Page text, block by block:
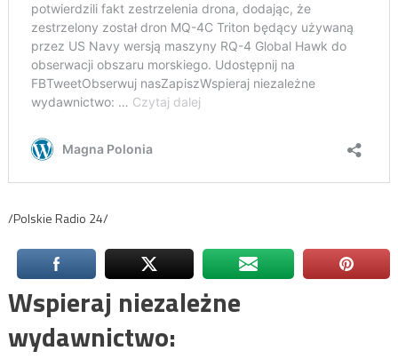
/Polskie Radio 24/
Wspieraj niezależne
wydawnictwo: